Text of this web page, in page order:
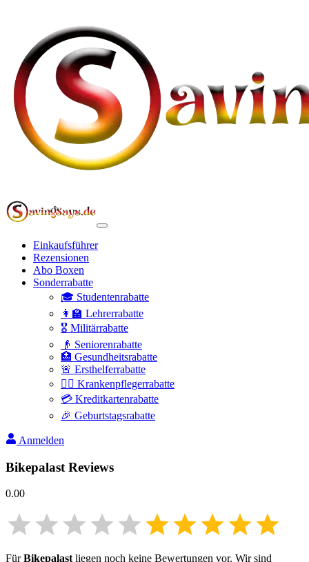
Einkaufsführer
Rezensionen
Abo Boxen
Sonderrabatte
🎓 Studentenrabatte
👩‍🏫 Lehrerrabatte
🎖️ Militärrabatte
👴 Seniorenrabatte
🏥 Gesundheitsrabatte
🚨 Ersthelferrabatte
👩‍⚕️ Krankenpflegerrabatte
💳 Kreditkartenrabatte
🎉 Geburtstagsrabatte
Anmelden
Bikepalast Reviews
0.00
FürBikepalastliegen noch keine Bewertungen vor. Wir sind